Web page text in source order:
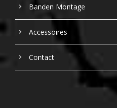
Banden Montage
Accessoires
Contact